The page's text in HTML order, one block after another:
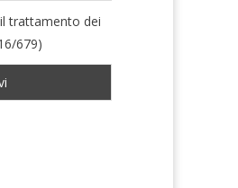
trattamento dei
679)